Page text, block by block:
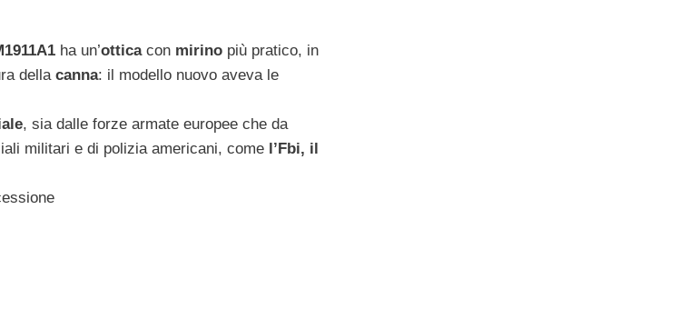
ha un’ottica con mirino più pratico, in
della canna: il modello nuovo aveva le
, sia dalle forze armate europee che da
militari e di polizia americani, come l’Fbi, il